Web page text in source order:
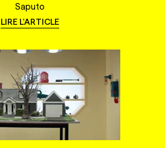
Saputo
LIRE L'ARTICLE